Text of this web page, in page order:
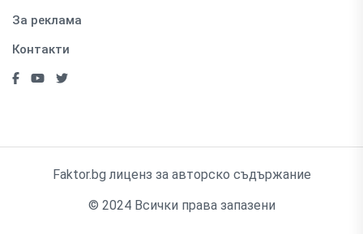
За реклама
Контакти
Faktor.bg лиценз за авторско съдържание
© 2024 Всички права запазени